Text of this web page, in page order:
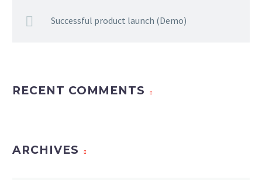
Successful product launch (Demo)
RECENT COMMENTS
ARCHIVES